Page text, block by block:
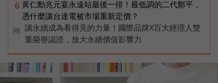
6 黃仁勳兆元宴永遠站最後一排！最低調的二代鄭平，
憑什麼讓台達電被市場重新定價？
PR
讓永續成為看得見的力量！國際品牌X百大經理人雙
重榮譽認證，放大永續價值影響力